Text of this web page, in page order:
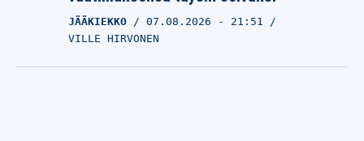
JÄÄKIEKKO 07.08.2026 - 21:51
VILLE HIRVONEN